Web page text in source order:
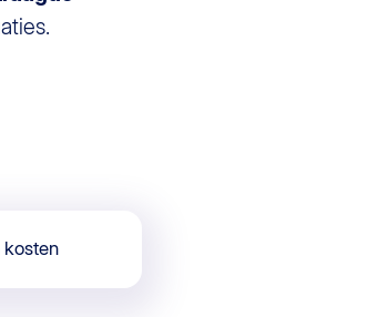
kosten